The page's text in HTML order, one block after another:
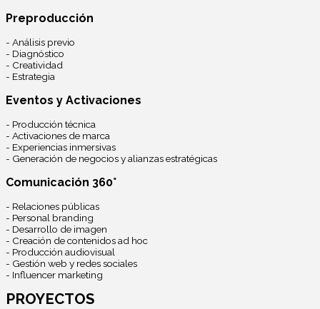
Preproducción
- Análisis previo
- Diagnóstico
- Creatividad
- Estrategia
Eventos y Activaciones
- Producción técnica
- Activaciones de marca
- Experiencias inmersivas
- Generación de negocios y alianzas estratégicas
Comunicación 360°
- Relaciones públicas
- Personal branding
- Desarrollo de imagen
- Creación de contenidos ad hoc
- Producción audiovisual
- Gestión web y redes sociales
- Influencer marketing
PROYECTOS